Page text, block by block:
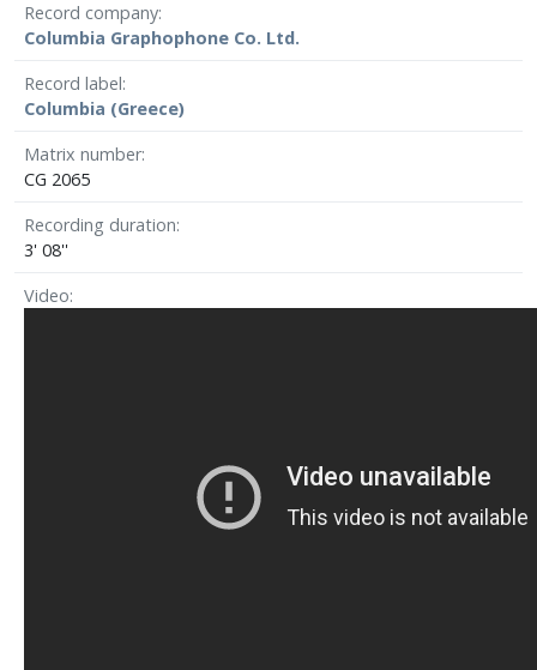
Record company
Columbia Graphophone Co. Ltd.
Record label
Columbia (Greece)
Matrix number
CG 2065
Recording duration
3' 08''
Video